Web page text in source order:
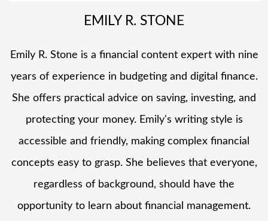
EMILY R. STONE
Emily R. Stone is a financial content expert with nine
years of experience in budgeting and digital finance.
She offers practical advice on saving, investing, and
protecting your money. Emily's writing style is
accessible and friendly, making complex financial
concepts easy to grasp. She believes that everyone,
regardless of background, should have the
opportunity to learn about financial management.